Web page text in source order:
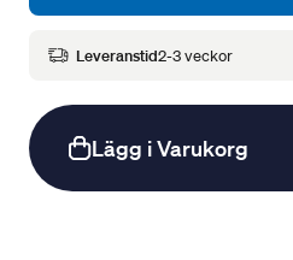
Leveranstid2-3 veckor
Lägg i Varukorg